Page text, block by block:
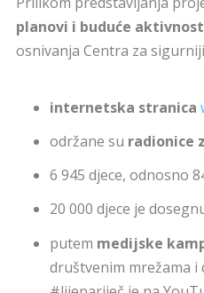
planovi i buduće
osnivanja Centra za
internetska stranica
održane su radionice
6 945 djece, odnosno
20 000 djece je
putem medijske
društvenim mrežama i